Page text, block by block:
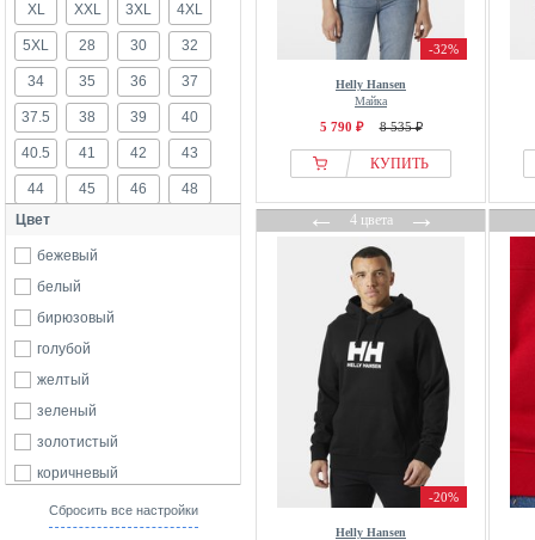
XL XXL 3XL 4XL
5XL 28 30 32
34 35 36 37
37.5 38 39 40
40.5 41 42 43
44 45 46 48
86
110 116
134 140
Цвет
бежевый
белый
бирюзовый
голубой
желтый
зеленый
золотистый
коричневый
красный
Сбросить все настройки
-32%
Helly Hansen
Майка
5 790 ₽ 8 535 ₽
КУПИТЬ
←4 цвета→
-20%
Helly Hansen